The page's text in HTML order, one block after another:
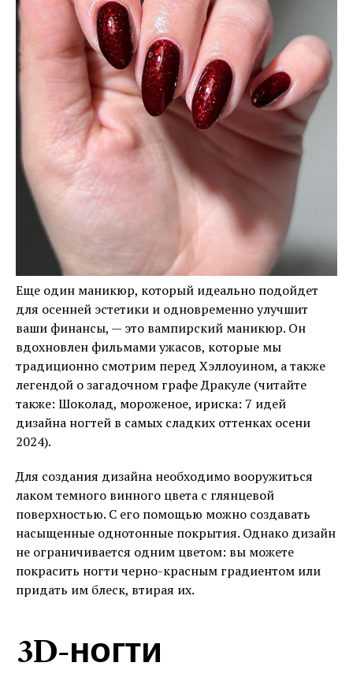
Еще один маникюр, который идеально подойдет
для осенней эстетики и одновременно улучшит
ваши финансы, — это вампирский маникюр. Он
вдохновлен фильмами ужасов, которые мы
традиционно смотрим перед Хэллоуином, а также
легендой о загадочном графе Дракуле (читайте
также: Шоколад, мороженое, ириска: 7 идей
дизайна ногтей в самых сладких оттенках осени
2024).
Для создания дизайна необходимо вооружиться
лаком темного винного цвета с глянцевой
поверхностью. С его помощью можно создавать
насыщенные однотонные покрытия. Однако дизайн
не ограничивается одним цветом: вы можете
покрасить ногти черно-красным градиентом или
придать им блеск, втирая их.
3D-ногти